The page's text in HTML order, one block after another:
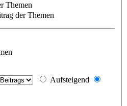
Themen
der Themen
Aufsteigend